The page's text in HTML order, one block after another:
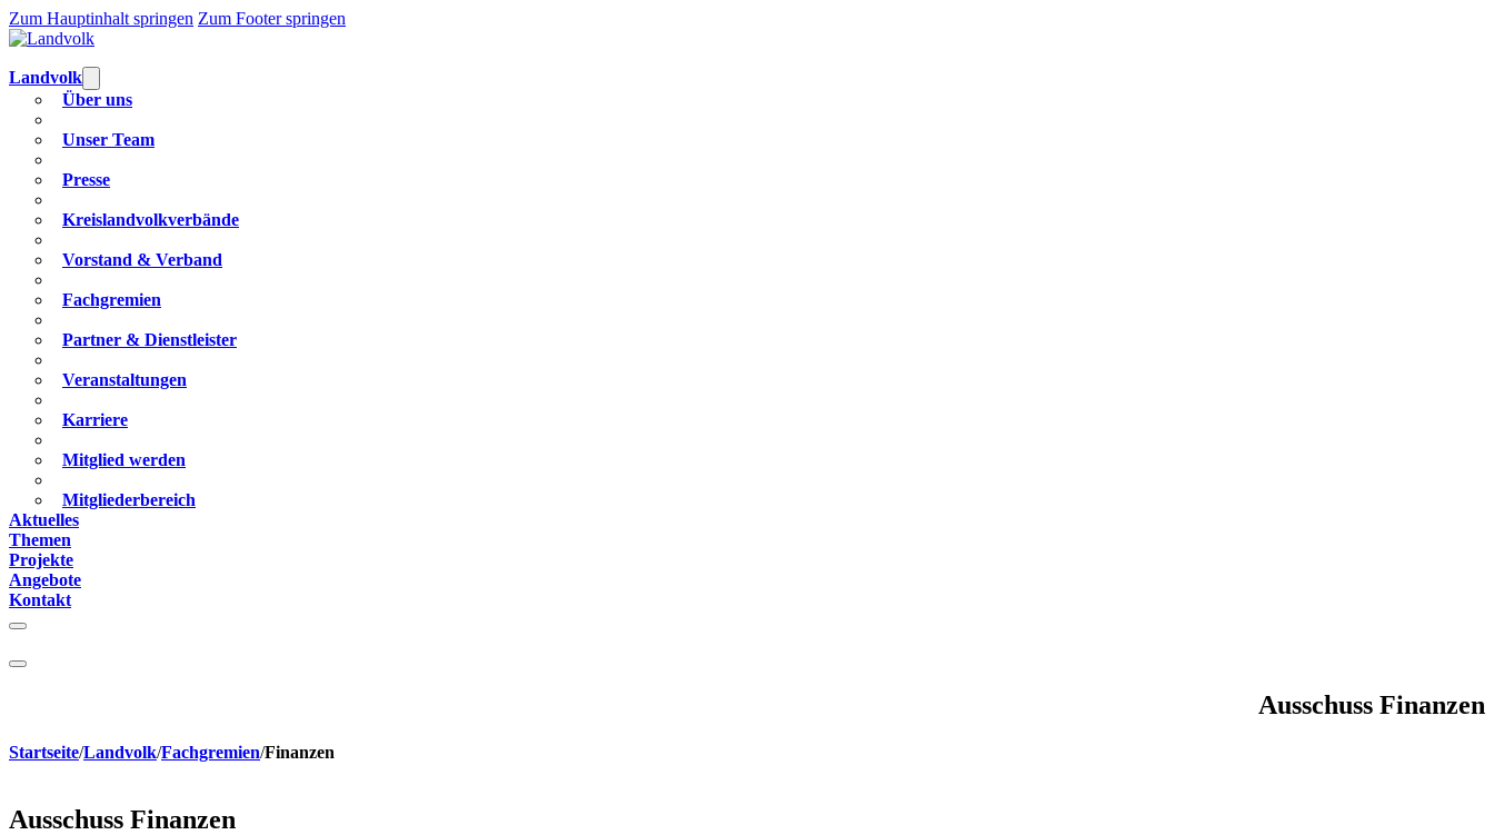
Zum Hauptinhalt springen Zum Footer springen
Landvolk
Über uns
Unser Team
Presse
Kreislandvolkverbände
Vorstand & Verband
Fachgremien
Partner & Dienstleister
Veranstaltungen
Karriere
Mitglied werden
Mitgliederbereich
Aktuelles
Themen
Projekte
Angebote
Kontakt
Ausschuss Finanzen
Startseite/Landvolk/Fachgremien/Finanzen
Ausschuss Finanzen